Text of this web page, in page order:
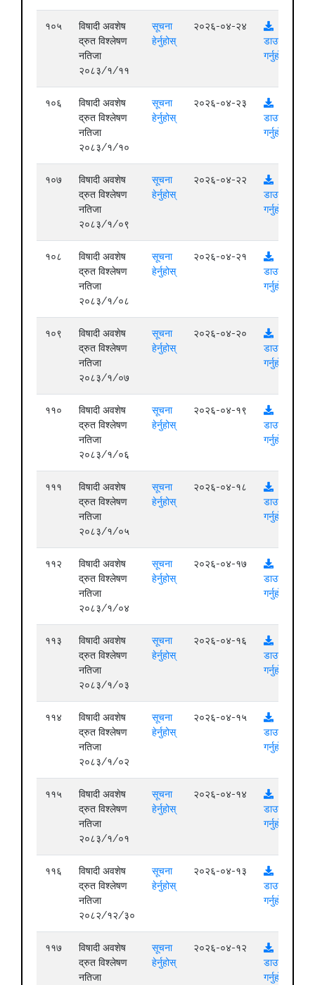
१०५
विषादी अवशेष
द्रुत विश्लेषण
नतिजा
२०८३/१/११
सूचना
हेर्नुहोस्
२०२६-०४-२४
डाउनलोड
गर्नुहोस्
१०६
विषादी अवशेष
द्रुत विश्लेषण
नतिजा
२०८३/१/१०
सूचना
हेर्नुहोस्
२०२६-०४-२३
डाउनलोड
गर्नुहोस्
१०७
विषादी अवशेष
द्रुत विश्लेषण
नतिजा
२०८३/१/०९
सूचना
हेर्नुहोस्
२०२६-०४-२२
डाउनलोड
गर्नुहोस्
१०८
विषादी अवशेष
द्रुत विश्लेषण
नतिजा
२०८३/१/०८
सूचना
हेर्नुहोस्
२०२६-०४-२१
डाउनलोड
गर्नुहोस्
१०९
विषादी अवशेष
द्रुत विश्लेषण
नतिजा
२०८३/१/०७
सूचना
हेर्नुहोस्
२०२६-०४-२०
डाउनलोड
गर्नुहोस्
११०
विषादी अवशेष
द्रुत विश्लेषण
नतिजा
२०८३/१/०६
सूचना
हेर्नुहोस्
२०२६-०४-१९
डाउनलोड
गर्नुहोस्
१११
विषादी अवशेष
द्रुत विश्लेषण
नतिजा
२०८३/१/०५
सूचना
हेर्नुहोस्
२०२६-०४-१८
डाउनलोड
गर्नुहोस्
११२
विषादी अवशेष
द्रुत विश्लेषण
नतिजा
२०८३/१/०४
सूचना
हेर्नुहोस्
२०२६-०४-१७
डाउनलोड
गर्नुहोस्
११३
विषादी अवशेष
द्रुत विश्लेषण
नतिजा
२०८३/१/०३
सूचना
हेर्नुहोस्
२०२६-०४-१६
डाउनलोड
गर्नुहोस्
११४
विषादी अवशेष
द्रुत विश्लेषण
नतिजा
२०८३/१/०२
सूचना
हेर्नुहोस्
२०२६-०४-१५
डाउनलोड
गर्नुहोस्
११५
विषादी अवशेष
द्रुत विश्लेषण
नतिजा
२०८३/१/०१
सूचना
हेर्नुहोस्
२०२६-०४-१४
डाउनलोड
गर्नुहोस्
११६
विषादी अवशेष
द्रुत विश्लेषण
नतिजा
२०८२/१२/३०
सूचना
हेर्नुहोस्
२०२६-०४-१३
डाउनलोड
गर्नुहोस्
११७
विषादी अवशेष
द्रुत विश्लेषण
नतिजा
सूचना
हेर्नुहोस्
२०२६-०४-१२
डाउनलोड
गर्नुहोस्